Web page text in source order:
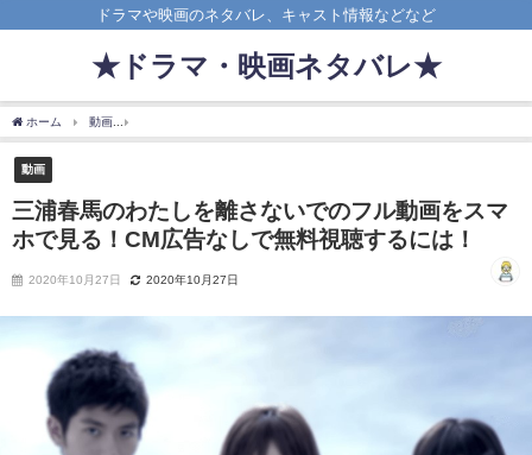
ドラマや映画のネタバレ、キャスト情報などなど
★ドラマ・映画ネタバレ★
ホーム 動画
動画
三浦春馬のわたしを離さないでのフル動画をスマ
ホで見る！CM広告なしで無料視聴するには！
2020年10月27日 2020年10月27日